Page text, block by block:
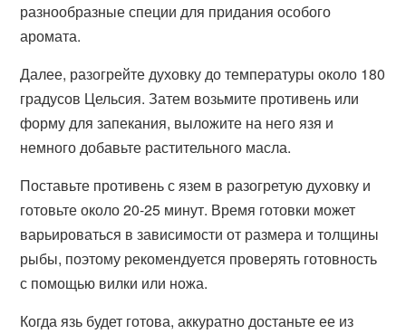
разнообразные специи для придания особого
аромата.
Далее, разогрейте духовку до температуры около 180
градусов Цельсия. Затем возьмите противень или
форму для запекания, выложите на него язя и
немного добавьте растительного масла.
Поставьте противень с язем в разогретую духовку и
готовьте около 20-25 минут. Время готовки может
варьироваться в зависимости от размера и толщины
рыбы, поэтому рекомендуется проверять готовность
с помощью вилки или ножа.
Когда язь будет готова, аккуратно достаньте ее из